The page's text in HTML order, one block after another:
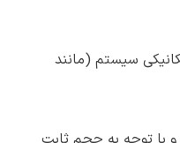
سیستم (مانند